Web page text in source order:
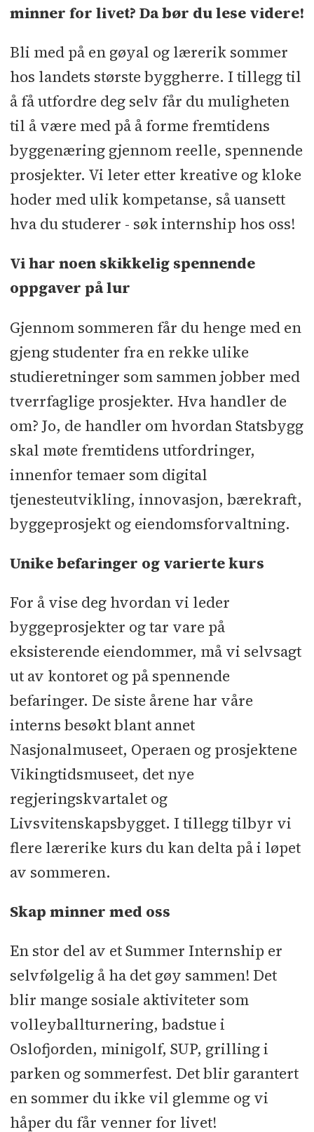
minner for livet? Da bør du lese videre!
Bli med på en gøyal og lærerik sommer
hos landets største byggherre. I tillegg til
å få utfordre deg selv får du muligheten
til å være med på å forme fremtidens
byggenæring gjennom reelle, spennende
prosjekter. Vi leter etter kreative og kloke
hoder med ulik kompetanse, så uansett
hva du studerer - søk internship hos oss!
Vi har noen skikkelig spennende
oppgaver på lur
Gjennom sommeren får du henge med en
gjeng studenter fra en rekke ulike
studieretninger som sammen jobber med
tverrfaglige prosjekter. Hva handler de
om? Jo, de handler om hvordan Statsbygg
skal møte fremtidens utfordringer,
innenfor temaer som digital
tjenesteutvikling, innovasjon, bærekraft,
byggeprosjekt og eiendomsforvaltning.
Unike befaringer og varierte kurs
For å vise deg hvordan vi leder
byggeprosjekter og tar vare på
eksisterende eiendommer, må vi selvsagt
ut av kontoret og på spennende
befaringer. De siste årene har våre
interns besøkt blant annet
Nasjonalmuseet, Operaen og prosjektene
Vikingtidsmuseet, det nye
regjeringskvartalet og
Livsvitenskapsbygget. I tillegg tilbyr vi
flere lærerike kurs du kan delta på i løpet
av sommeren.
Skap minner med oss
En stor del av et Summer Internship er
selvfølgelig å ha det gøy sammen! Det
blir mange sosiale aktiviteter som
volleyballturnering, badstue i
Oslofjorden, minigolf, SUP, grilling i
parken og sommerfest. Det blir garantert
en sommer du ikke vil glemme og vi
håper du får venner for livet!